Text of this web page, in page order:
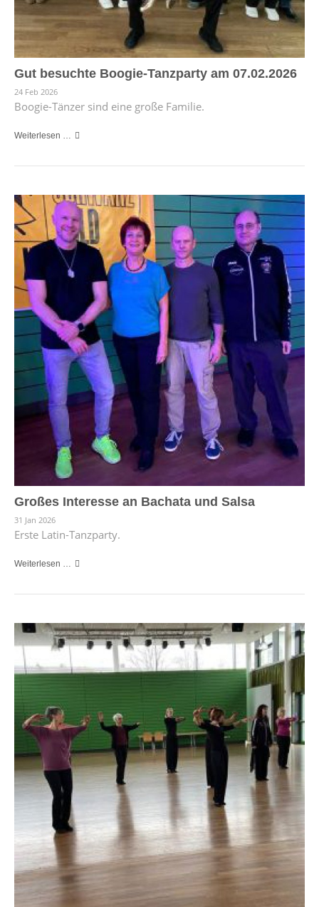
Gut besuchte Boogie-Tanzparty am 07.02.2026
24 Feb 2026
Boogie-Tänzer sind eine große Familie.
Weiterlesen …
Großes Interesse an Bachata und Salsa
31 Jan 2026
Erste Latin-Tanzparty.
Weiterlesen …